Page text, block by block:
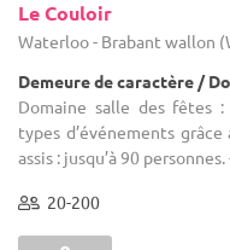
Le Couloir
Waterloo - Brabant wallon
Demeure de caractère /
Domaine salle des fêtes
types d’événements
assis : jusqu’à 90
20-200